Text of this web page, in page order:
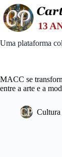
Skip
to
content
Uma plataforma
MACC se
entre a arte e a
Cultura